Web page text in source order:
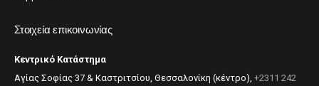
Στοιχεία επικοινωνίας
Κεντρικό Κατάστημα
Αγίας Σοφίας 37 & Καστριτσίου, Θεσσαλονίκη (κέντρο), +2311 242